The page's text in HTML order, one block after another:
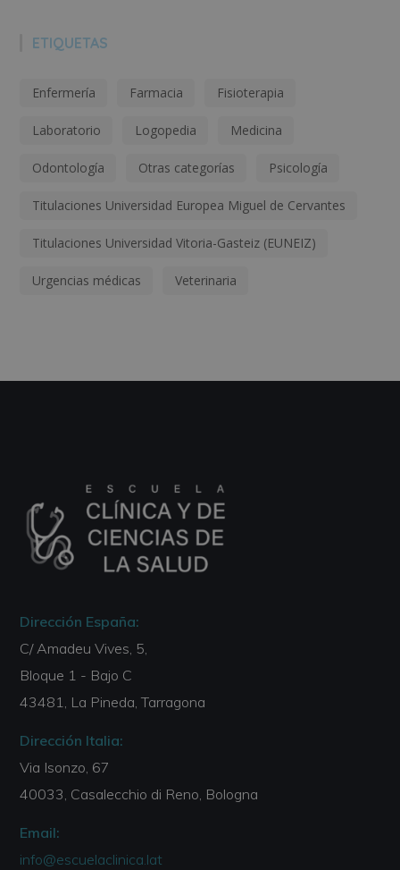
ETIQUETAS
Enfermería Farmacia Fisioterapia
Laboratorio Logopedia Medicina
Odontología Otras categorías Psicología
Titulaciones Universidad Europea Miguel de Cervantes
Titulaciones Universidad Vitoria-Gasteiz (EUNEIZ)
Urgencias médicas Veterinaria
Dirección España:
C/ Amadeu Vives, 5,
Bloque 1 - Bajo C
43481, La Pineda, Tarragona
Dirección Italia:
Via Isonzo, 67
40033, Casalecchio di Reno, Bologna
Email:
info@escuelaclinica.lat